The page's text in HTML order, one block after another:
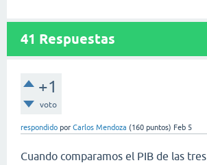
41 Respuestas
+1
voto
respondido por Carlos Mendoza (160 puntos) Feb 5
Cuando comparamos el PIB de las tres